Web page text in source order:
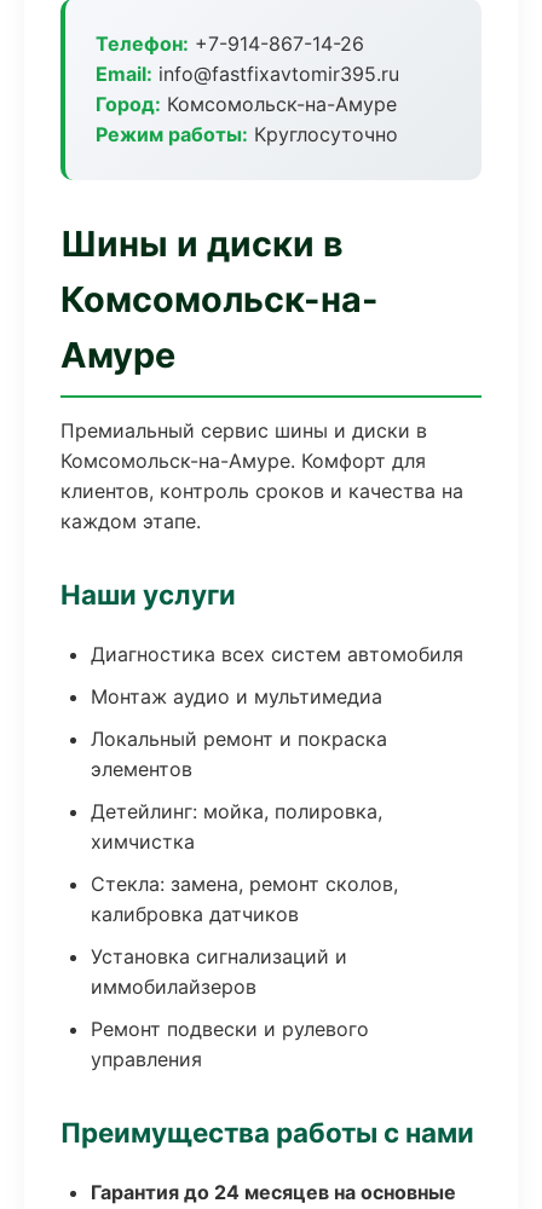
Телефон: +7-914-867-14-26
Email: info@fastfixavtomir395.ru
Город: Комсомольск-на-Амуре
Режим работы: Круглосуточно
Шины и диски в
Комсомольск-на-
Амуре
Премиальный сервис шины и диски в
Комсомольск-на-Амуре. Комфорт для
клиентов, контроль сроков и качества на
каждом этапе.
Наши услуги
Диагностика всех систем автомобиля
Монтаж аудио и мультимедиа
Локальный ремонт и покраска
элементов
Детейлинг: мойка, полировка,
химчистка
Стекла: замена, ремонт сколов,
калибровка датчиков
Установка сигнализаций и
иммобилайзеров
Ремонт подвески и рулевого
управления
Преимущества работы с нами
Гарантия до 24 месяцев на основные